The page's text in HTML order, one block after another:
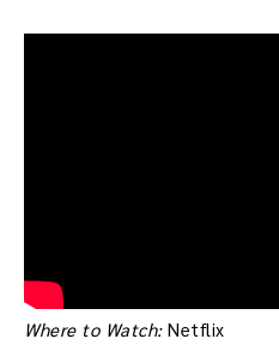
Where to Watch:Netflix